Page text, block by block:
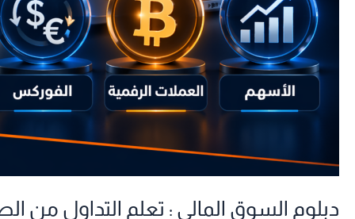
دبلوم السوق المالي : تعلم التداول من